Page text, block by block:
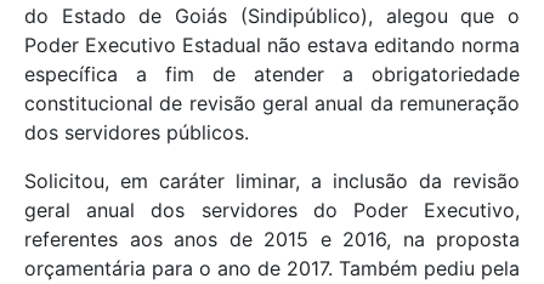
do Estado de Goiás (Sindipúblico), alegou que o
Poder Executivo Estadual não estava editando norma
específica a fim de atender a obrigatoriedade
constitucional de revisão geral anual da remuneração
dos servidores públicos.
Solicitou, em caráter liminar, a inclusão da revisão
geral anual dos servidores do Poder Executivo,
referentes aos anos de 2015 e 2016, na proposta
orçamentária para o ano de 2017. Também pediu pela